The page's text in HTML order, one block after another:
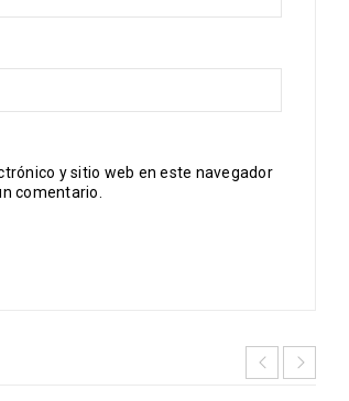
y sitio web en este navegador
comentario.